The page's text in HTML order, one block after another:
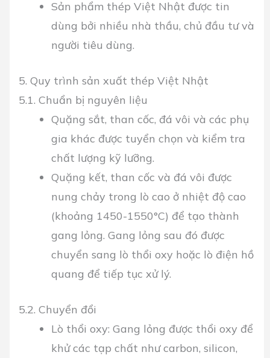
Sản phẩm thép Việt Nhật được tin
dùng bởi nhiều nhà thầu, chủ đầu tư và
người tiêu dùng.
5. Quy trình sản xuất thép Việt Nhật
5.1. Chuẩn bị nguyên liệu
Quặng sắt, than cốc, đá vôi và các phụ
gia khác được tuyển chọn và kiểm tra
chất lượng kỹ lưỡng.
Quặng kết, than cốc và đá vôi được
nung chảy trong lò cao ở nhiệt độ cao
(khoảng 1450-1550°C) để tạo thành
gang lỏng. Gang lỏng sau đó được
chuyển sang lò thổi oxy hoặc lò điện hồ
quang để tiếp tục xử lý.
5.2. Chuyển đổi
Lò thổi oxy: Gang lỏng được thổi oxy để
khử các tạp chất như carbon, silicon,